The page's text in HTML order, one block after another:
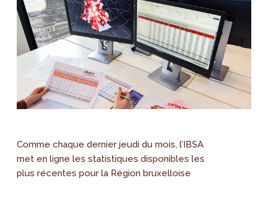
Comme chaque dernier jeudi du mois, l’IBSA
met en ligne les statistiques disponibles les
plus récentes pour la Région bruxelloise